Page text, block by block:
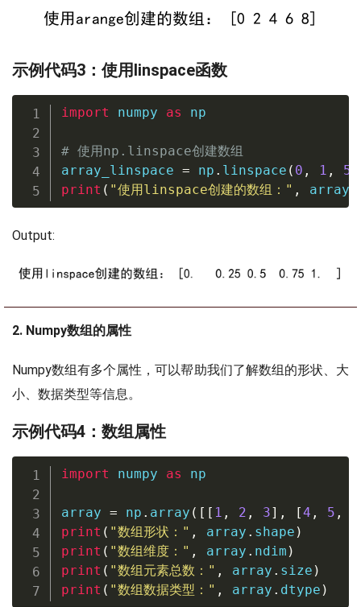
示例代码3：使用linspace函数
import numpy as np
# 使用np.linspace创建数组
array_linspace = np . linspace ( 0 , 1 , 5
print ( "使用linspace创建的数组：" ,
Output:
2. Numpy数组的属性
Numpy数组有多个属性，可以帮助我们了解数组的形状、大
小、数据类型等信息。
示例代码4：数组属性
import numpy as np
array = np . array ( [ [ 1 , 2 , 3] , [4 , 5 ,
print ( "数组形状：" , array . shape )
print ( "数组维度：" , array . ndim )
print ( "数组元素总数：" , array . size )
print ( "数组数据类型：" , array . dtype )